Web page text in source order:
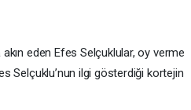
eden Efes Selçuklular, oy verme
Selçuklu’nun ilgi gösterdiği kortejin